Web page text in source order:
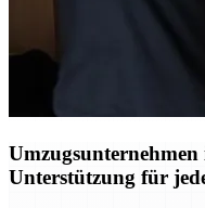
Unterstützung für